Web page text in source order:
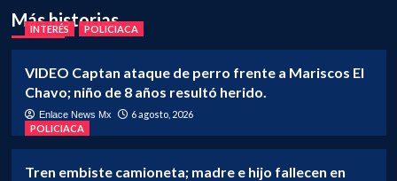
Más historias
INTERÉS POLICIACA
VIDEO Captan ataque de perro frente a Mariscos El
Chavo; niño de 8 años resultó herido.
Enlace News Mx
6 agosto, 2026
POLICIACA
Tren embiste camioneta; madre e hijo fallecen en